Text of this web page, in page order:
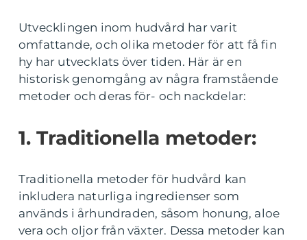
Utvecklingen inom hudvård har varit
omfattande, och olika metoder för att få fin
hy har utvecklats över tiden. Här är en
historisk genomgång av några framstående
metoder och deras för- och nackdelar:
1. Traditionella metoder:
Traditionella metoder för hudvård kan
inkludera naturliga ingredienser som
används i århundraden, såsom honung, aloe
vera och oljor från växter. Dessa metoder kan